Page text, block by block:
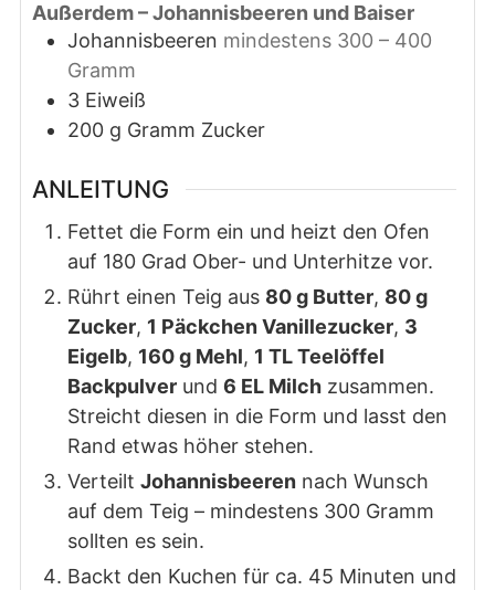
Außerdem – Johannisbeeren und Baiser
Johannisbeeren mindestens 300 – 400
Gramm
3 Eiweiß
200 g Gramm Zucker
ANLEITUNG
Fettet die Form ein und heizt den Ofen
auf 180 Grad Ober- und Unterhitze vor.
Rührt einen Teig aus 80 g Butter, 80 g
Zucker, 1 Päckchen Vanillezucker, 3
Eigelb, 160 g Mehl, 1 TL Teelöffel
Backpulverund 6 EL Milchzusammen.
Streicht diesen in die Form und lasst den
Rand etwas höher stehen.
Verteilt Johannisbeerennach Wunsch
auf dem Teig – mindestens 300 Gramm
sollten es sein.
Backt den Kuchen für ca. 45 Minuten und